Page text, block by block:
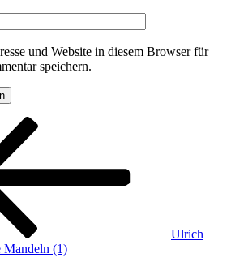
und Website in diesem Browser für
speichern.
Ulrich
Mandeln (1)